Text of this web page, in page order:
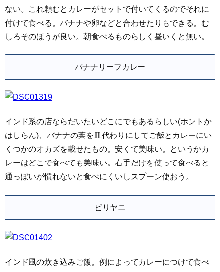
ない。これ頼むとカレーがセットで付いてくるのでそれに
付けて食べる。バナナや卵などと合わせたりもできる。む
しろそのほうが良い。朝食べるものらしく昼いくと無い。
バナナリーフカレー
インド系の店ならだいたいどこにでもあるらしい(ホントか
はしらん)、バナナの葉を皿代わりにしてご飯とカレーにい
くつかのオカズを載せたもの。安くて美味い。というかカ
レーはどこで食べても美味い。右手だけを使って食べると
通っぽいが慣れないと食べにくいしスプーン使おう。
ビリヤニ
インド風の炊き込みご飯。例によってカレーにつけて食べ